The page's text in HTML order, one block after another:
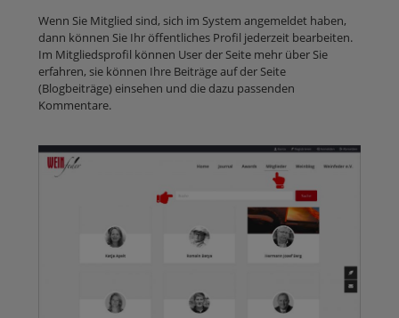
Wenn Sie Mitglied sind, sich im System angemeldet haben,
dann können Sie Ihr öffentliches Profil jederzeit bearbeiten.
Im Mitgliedsprofil können User der Seite mehr über Sie
erfahren, sie können Ihre Beiträge auf der Seite
(Blogbeiträge) einsehen und die dazu passenden
Kommentare.